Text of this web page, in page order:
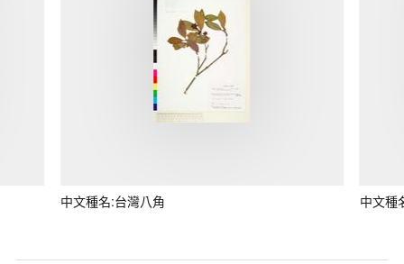
中文種名:台灣八角 中文種